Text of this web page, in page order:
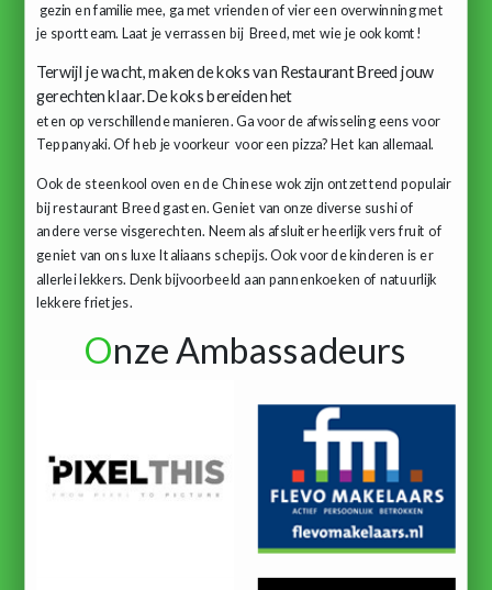
gezin en familie mee, ga met vrienden of vier een overwinning met
je sportteam. Laat je verrassen bij Breed, met wie je ook komt!
Terwijl je wacht, maken de koks van Restaurant Breed jouw
gerechten klaar. De koks bereiden het
eten op verschillende manieren. Ga voor de afwisseling eens voor
Teppanyaki. Of heb je voorkeurvoor een pizza? Het kan allemaal.
Ook de steenkool oven en de Chinese wok zijn ontzettend populair
bij restaurant Breed gasten. Geniet van onze diverse sushi of
andere verse visgerechten. Neem alsafsluiter heerlijk vers fruit of
geniet van ons luxe Italiaans schepijs. Ook voor de kinderen is er
allerleilekkers. Denk bijvoorbeeld aan pannenkoeken of natuurlijk
lekkere frietjes.
Onze Ambassadeurs